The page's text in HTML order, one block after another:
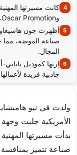
وOscar Promotion، وتوسعت لتشمل التلفزيون والإعلام.
أظهرت جون
صناعة الموضة، مما
المجال.
إرثها كموديل
جاذبية فريدة
الأمريكية جلبت
صناعة تتميز